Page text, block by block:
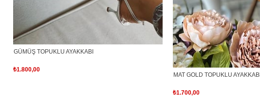
GÜMÜŞ TOPUKLU AYAKKABI
₺1.800,00
MAT GOLD TOPUKLU AYAKKABI
₺1.700,00